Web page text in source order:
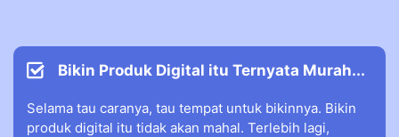
Bikin Produk Digital itu Ternyata Murah...
Selama tau caranya, tau tempat untuk bikinnya. Bikin
produk digital itu tidak akan mahal. Terlebih lagi,